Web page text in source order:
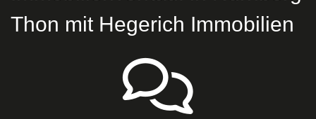
Thon mit Hegerich Immobilien